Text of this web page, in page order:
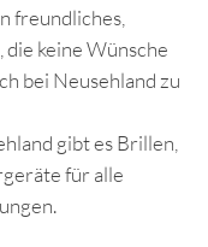
freundliches,
die keine Wünsche
bei Neusehland zu
gibt es Brillen,
für alle